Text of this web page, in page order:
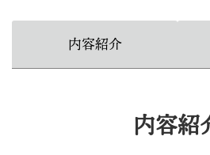
内容紹介
内容紹